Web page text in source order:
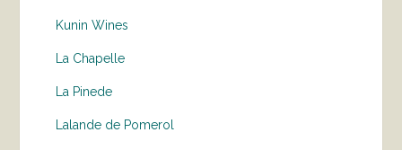
Kunin Wines
La Chapelle
La Pinede
Lalande de Pomerol